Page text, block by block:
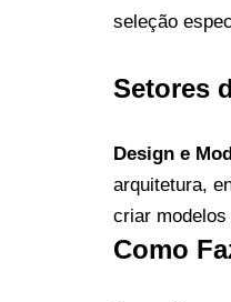
seleção
Setores
Design e
arquitetura,
criar
Como